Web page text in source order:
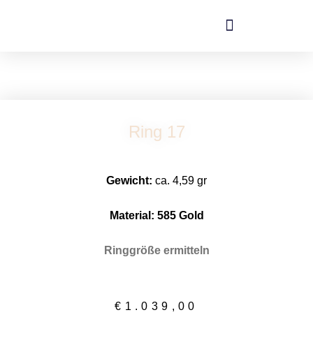
Ring 17
Gewicht: ca. 4,59 gr
Material: 585 Gold
Ringgröße ermitteln
€ 1.039,00